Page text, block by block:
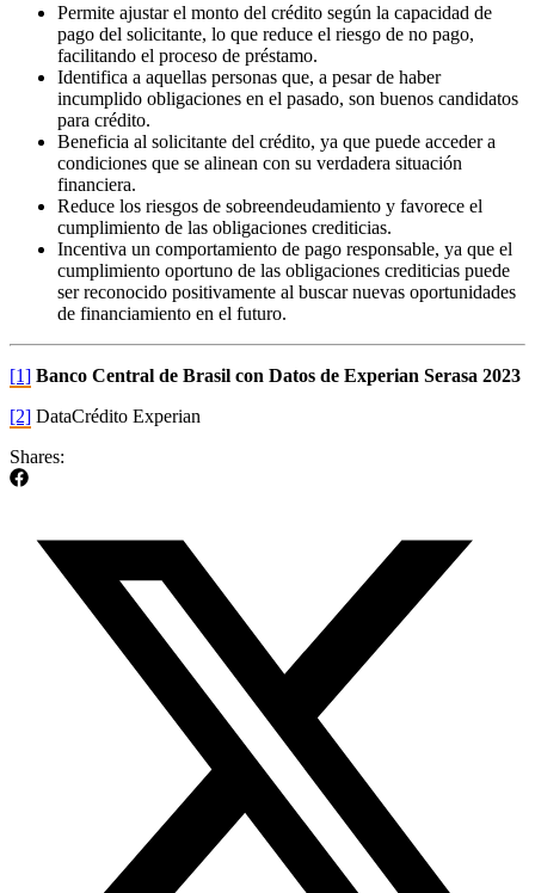
Permite ajustar el monto del crédito según la capacidad de
pago del solicitante, lo que reduce el riesgo de no pago,
facilitando el proceso de préstamo.
Identifica a aquellas personas que, a pesar de haber
incumplido obligaciones en el pasado, son buenos candidatos
para crédito.
Beneficia al solicitante del crédito, ya que puede acceder a
condiciones que se alinean con su verdadera situación
financiera.
Reduce los riesgos de sobreendeudamiento y favorece el
cumplimiento de las obligaciones crediticias.
Incentiva un comportamiento de pago responsable, ya que el
cumplimiento oportuno de las obligaciones crediticias puede
ser reconocido positivamente al buscar nuevas oportunidades
de financiamiento en el futuro.
[1] Banco Central de Brasil con Datos de Experian Serasa 2023
[2] DataCrédito Experian
Shares: